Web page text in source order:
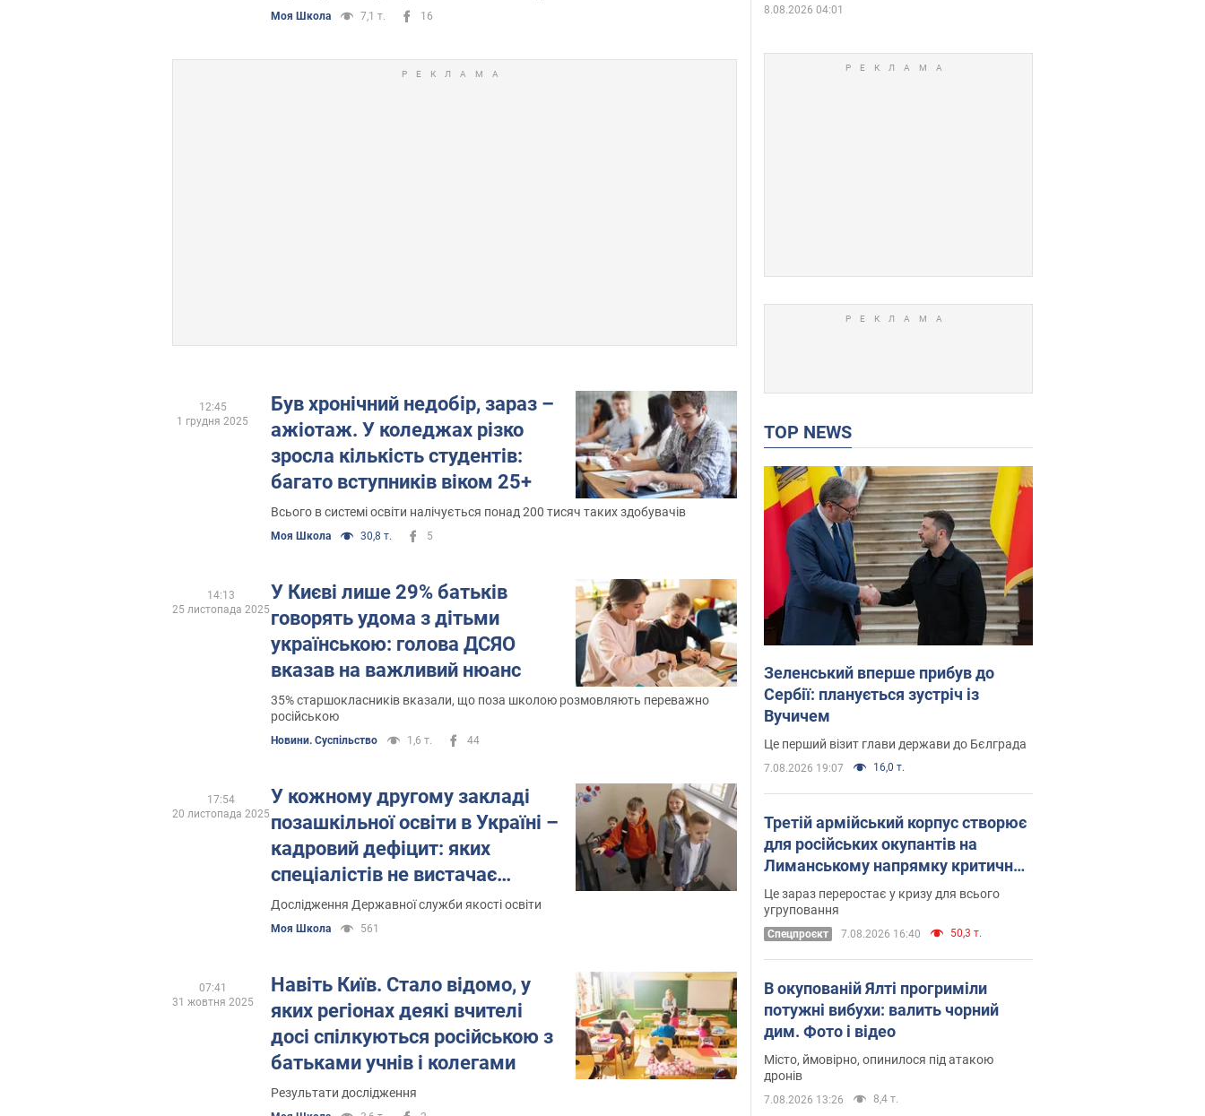
Моя Школа 7,1 т. 16
Був хронічний недобір, зараз –
ажіотаж. У коледжах різко
зросла кількість студентів:
багато вступників віком 25+
Всього в системі освіти налічується понад 200 тисяч таких здобувачів
Моя Школа 30,8 т. 5
12:45
1 грудня 2025
У Києві лише 29% батьків
говорять удома з дітьми
українською: голова ДСЯО
вказав на важливий нюанс
35% старшокласників вказали, що поза школою розмовляють переважно
російською
Новини. Суспільство 1,6 т. 44
14:13
25 листопада 2025
У кожному другому закладі
позашкільної освіти в Україні –
кадровий дефіцит: яких
спеціалістів не вистачає
найбільше
Дослідження Державної служби якості освіти
Моя Школа 561
17:54
20 листопада 2025
Навіть Київ. Стало відомо, у
яких регіонах деякі вчителі
досі спілкуються російською з
батьками учнів і колегами
Результати дослідження
07:41
31 жовтня 2025
8.08.2026 04:01
TOP NEWS
Зеленський вперше прибув до
Сербії: планується зустріч із
Вучичем
Це перший візит глави держави до Бєлграда
7.08.2026 19:07 16,0 т.
Третій армійський корпус створює
для російських окупантів на
Лиманському напрямку критичний
дискомфорт: як це вдалося
Це зараз переростає у кризу для всього
угруповання
Cпецпроєкт 7.08.2026 16:40 50,3 т.
В окупованій Ялті прогриміли
потужні вибухи: валить чорний
дим. Фото і відео
Місто, ймовірно, опинилося під атакою
дронів
7.08.2026 13:26 8,4 т.